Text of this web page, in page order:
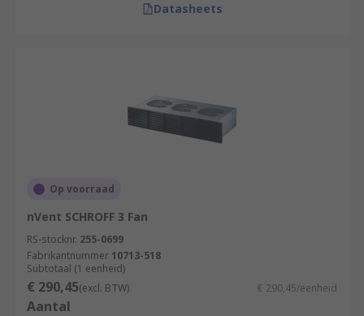
Datasheets
Op voorraad
nVent SCHROFF 3 Fan
RS-stocknr. 255-0699
Fabrikantnummer 10713-518
Subtotaal (1 eenheid)
€ 290,45(excl. BTW) € 290,45/eenheid
Aantal